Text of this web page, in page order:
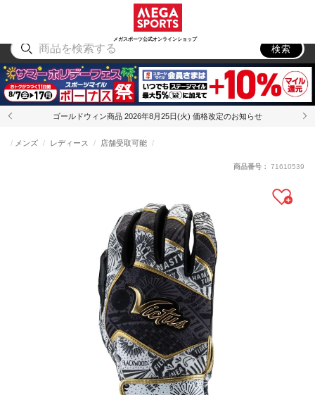
メガスポーツ公式オンラインショップ
アウトドア
検索
ゴールドウィン商品 2026年8月25日(火) 価格改定のお知らせ
メンズ レディース 店舗受取可能
商品番号： 71610539